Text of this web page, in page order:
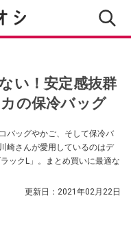
い！安定感抜群
の保冷バッグ
バッグやかご、そして保冷バ
崎さんが愛用しているのはデ
ックL」。まとめ買いに最適な
更新日： 2021年02月22日